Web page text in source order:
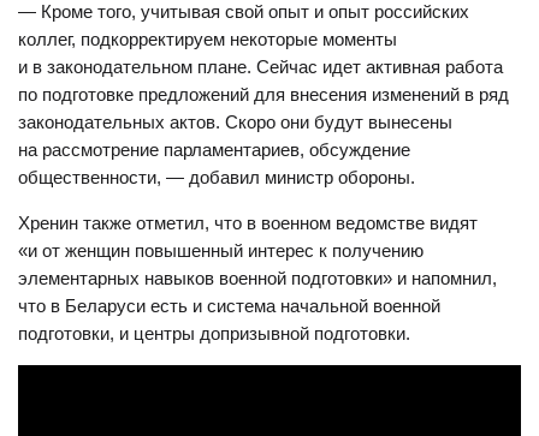
— Кроме того, учитывая свой опыт и опыт российских
коллег, подкорректируем некоторые моменты
и в законодательном плане. Сейчас идет активная работа
по подготовке предложений для внесения изменений в ряд
законодательных актов. Скоро они будут вынесены
на рассмотрение парламентариев, обсуждение
общественности, — добавил министр обороны.
Хренин также отметил, что в военном ведомстве видят
«и от женщин повышенный интерес к получению
элементарных навыков военной подготовки» и напомнил,
что в Беларуси есть и система начальной военной
подготовки, и центры допризывной подготовки.